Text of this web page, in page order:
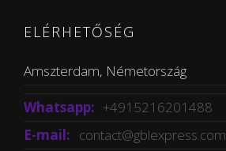
ELÉRHETŐSÉG
Amszterdam, Németország
Whatsapp: +4915216201488
E-mail: contact@gblexpress.com